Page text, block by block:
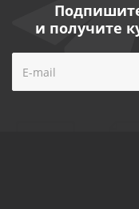
и получите